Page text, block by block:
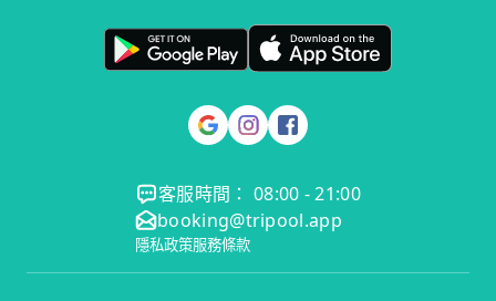
客服時間： 08:00 - 21:00
booking@tripool.app
隱私政策服務條款